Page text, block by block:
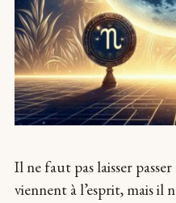
Il ne faut pas laisser
viennent à l’esprit, mais il